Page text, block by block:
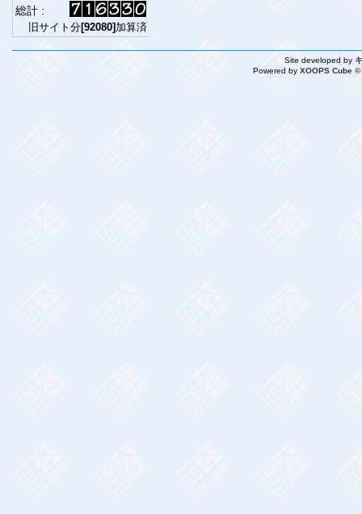
総計 :
旧サイト分[92080] 加算済
Site developed by
Powered by XOOPS Cube ©